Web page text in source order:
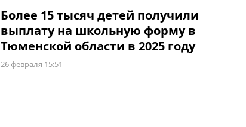
Более 15 тысяч детей получили
выплату на школьную форму в
Тюменской области в 2025 году
26 февраля 15:51